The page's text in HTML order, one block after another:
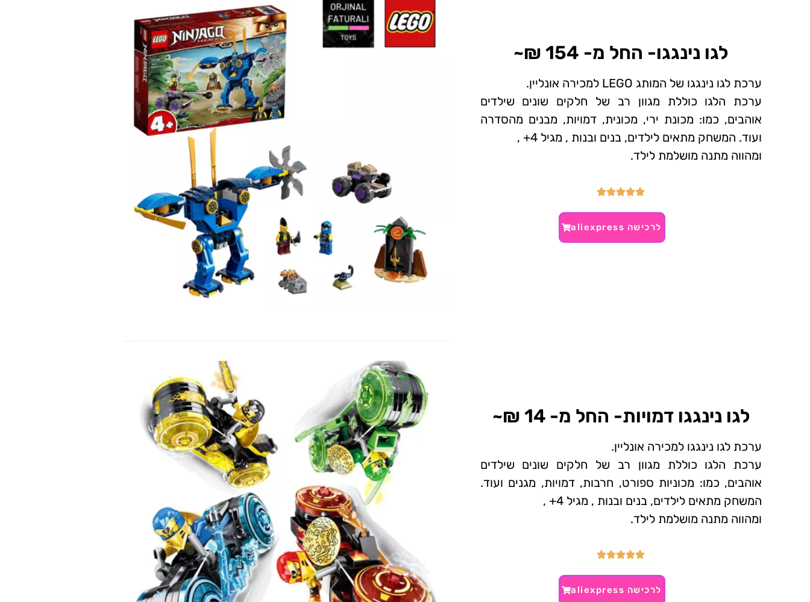
לגו נינגגו- החל מ- 154 ₪~
ערכת לגו נינגגו של המותג LEGO למכירה אונליין.
ערכת הלגו כוללת מגוון רב של חלקים שונים שילדים
אוהבים, כמו: מכונת ירי, מכונית, דמויות, מבנים מהסדרה
ועוד. המשחק מתאים לילדים, בנים ובנות , מגיל 4+ ,
ומהווה מתנה מושלמת לילד.
לרכישה aliexpress
לגו נינגגו דמויות- החל מ- 14 ₪~
ערכת לגו נינגגו למכירה אונליין.
ערכת הלגו כוללת מגוון רב של חלקים שונים שילדים
אוהבים, כמו: מכוניות ספורט, חרבות, דמויות, מגנים ועוד.
המשחק מתאים לילדים, בנים ובנות , מגיל 4+ ,
ומהווה מתנה מושלמת לילד.
לרכישה aliexpress